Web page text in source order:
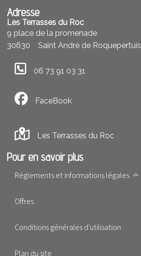
Adresse
Les Terrasses du Roc
9 place de la promenade
30630
Saint André de Roquepertuis
06 73 91 03 31
FaceBook
Les Terrasses du Roc
Pour en savoir plus
Réglements et informations légales
Offres
Conditions générales d'utilisation
Plan du site